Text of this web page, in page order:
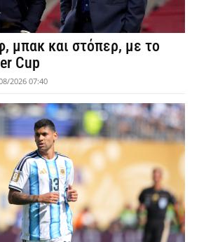
μπακ και στόπερ, με το
Cup
2026 07:40